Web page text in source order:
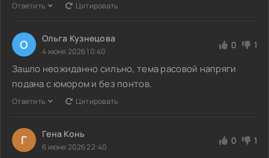
Ответить Цитировать
О Ольга Кузнецова
4 июня 2026 10:40
0 1
Зашло неожиданно сильно, тема расовой напряги
подана с юмором и без понтов.
Ответить Цитировать
Г Гена Конь
6 июня 2026 22:40
0 1